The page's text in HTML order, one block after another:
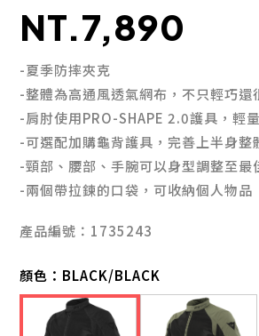
NT.7,890
-夏季防摔夾克
-整體為高通風透氣網布，不只輕巧還
-肩肘使用PRO-SHAPE 2.0護具，輕
-可選配加購龜背護具，完善上半身整
-頸部、腰部、手腕可以身型調整至最
-兩個帶拉鍊的口袋，可收納個人物品
產品編號：1735243
顏色： BLACK/BLACK